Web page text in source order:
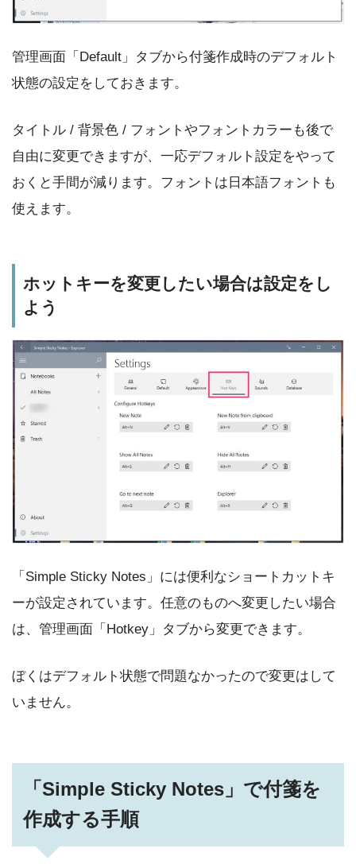
管理画面「Default」タブから付箋作成時のデフォルト
状態の設定をしておきます。
タイトル / 背景色 / フォントやフォントカラーも後で
自由に変更できますが、一応デフォルト設定をやって
おくと手間が減ります。フォントは日本語フォントも
使えます。
ホットキーを変更したい場合は設定をし
よう
「Simple Sticky Notes」には便利なショートカットキ
ーが設定されています。任意のものへ変更したい場合
は、管理画面「Hotkey」タブから変更できます。
ぼくはデフォルト状態で問題なかったので変更はして
いません。
「Simple Sticky Notes」で付箋を
作成する手順